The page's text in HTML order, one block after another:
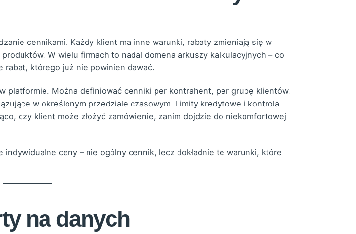
cennikami. Każdy klient ma inne warunki, rabaty zmieniają się w
W wielu firmach to nadal domena arkuszy kalkulacyjnych – co
rabat, którego już nie powinien dawać.
platformie. Można definiować cenniki per kontrahent, per grupę klientów,
w określonym przedziale czasowym. Limity kredytowe i kontrola
czy klient może złożyć zamówienie, zanim dojdzie do niekomfortowej
ceny – nie ogólny cennik, lecz dokładnie te warunki, które
na danych